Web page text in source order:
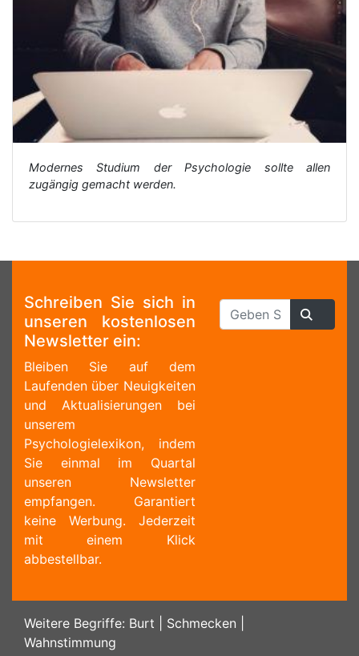
Modernes Studium der Psychologie sollte allen
zugängig gemacht werden.
Schreiben Sie sich in
unseren kostenlosen
Newsletter ein:
Bleiben Sie auf dem
Laufenden über Neuigkeiten
und Aktualisierungen bei
unserem
Psychologielexikon, indem
Sie einmal im Quartal
unseren Newsletter
empfangen. Garantiert
keine Werbung. Jederzeit
mit einem Klick
abbestellbar.
Weitere Begriffe: Burt Schmecken
Wahnstimmung